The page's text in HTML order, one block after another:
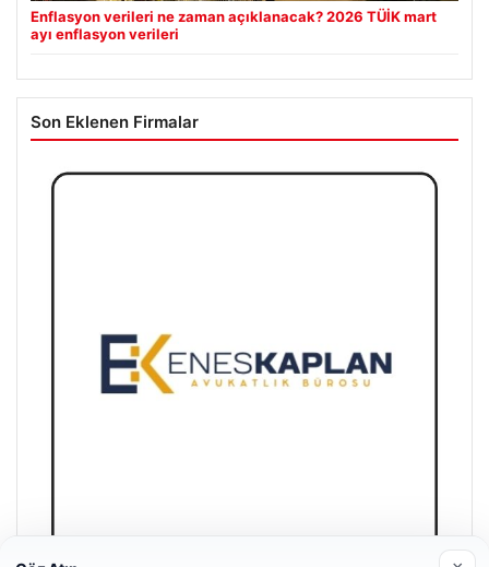
Enflasyon verileri ne zaman açıklanacak? 2026 TÜİK mart
ayı enflasyon verileri
Son Eklenen Firmalar